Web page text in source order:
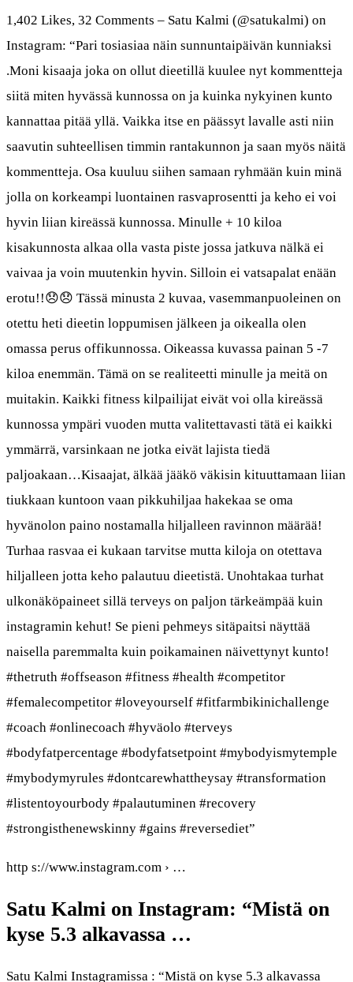
1,402 Likes, 32 Comments – Satu Kalmi (@satukalmi) on
Instagram: “Pari tosiasiaa näin sunnuntaipäivän kunniaksi
.Moni kisaaja joka on ollut dieetillä kuulee nyt kommentteja
siitä miten hyvässä kunnossa on ja kuinka nykyinen kunto
kannattaa pitää yllä. Vaikka itse en päässyt lavalle asti niin
saavutin suhteellisen timmin rantakunnon ja saan myös näitä
kommentteja. Osa kuuluu siihen samaan ryhmään kuin minä
jolla on korkeampi luontainen rasvaprosentti ja keho ei voi
hyvin liian kireässä kunnossa. Minulle + 10 kiloa
kisakunnosta alkaa olla vasta piste jossa jatkuva nälkä ei
vaivaa ja voin muutenkin hyvin. Silloin ei vatsapalat enään
erotu!!😞😞 Tässä minusta 2 kuvaa, vasemmanpuoleinen on
otettu heti dieetin loppumisen jälkeen ja oikealla olen
omassa perus offikunnossa. Oikeassa kuvassa painan 5 -7
kiloa enemmän. Tämä on se realiteetti minulle ja meitä on
muitakin. Kaikki fitness kilpailijat eivät voi olla kireässä
kunnossa ympäri vuoden mutta valitettavasti tätä ei kaikki
ymmärrä, varsinkaan ne jotka eivät lajista tiedä
paljoakaan…Kisaajat, älkää jääkö väkisin kituuttamaan liian
tiukkaan kuntoon vaan pikkuhiljaa hakekaa se oma
hyvänolon paino nostamalla hiljalleen ravinnon määrää!
Turhaa rasvaa ei kukaan tarvitse mutta kiloja on otettava
hiljalleen jotta keho palautuu dieetistä. Unohtakaa turhat
ulkonäköpaineet sillä terveys on paljon tärkeämpää kuin
instagramin kehut! Se pieni pehmeys sitäpaitsi näyttää
naisella paremmalta kuin poikamainen näivettynyt kunto!
#thetruth #offseason #fitness #health #competitor
#femalecompetitor #loveyourself #fitfarmbikinichallenge
#coach #onlinecoach #hyväolo #terveys
#bodyfatpercentage #bodyfatsetpoint #mybodyismytemple
#mybodymyrules #dontcarewhattheysay #transformation
#listentoyourbody #palautuminen #recovery
#strongisthenewskinny #gains #reversediet”
http s://www.instagram.com › …
Satu Kalmi on Instagram: “Mistä on
kyse 5.3 alkavassa …
Satu Kalmi Instagramissa : “Mistä on kyse 5.3 alkavassa